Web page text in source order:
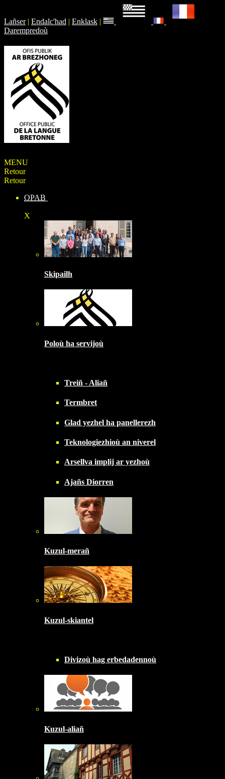
Lañser | Endalc'had | Enklask |
Darempredoù
MENU
Retour
Retour
OPAB
X
Skipailh
Poloù ha servijoù
Treiñ - Aliañ
Termbret
Glad yezhel ha panellerezh
Teknologiezhioù an niverel
Arsellva implij ar yezhoù
Ajañs Diorren
Kuzul-merañ
Kuzul-skiantel
Divizoù hag erbedadennoù
Kuzul-aliañ